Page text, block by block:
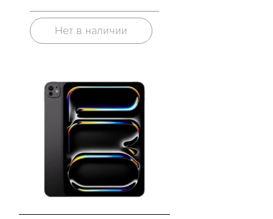
Нет в наличии